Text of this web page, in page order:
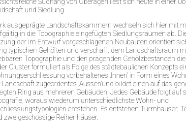
und Siedlung.
ausgeprägte Landschaftskammern wechseln sich hier mit
in die Topographie eingefügten Siedlungsräumen ab.
der im Entwurf vorgeschlagenen Neubauten orientiert
typischen Gehöften und verschafft dem Landschaftsraum
Topographie und den prägenden Gehölzbeständen die
Cluster formuliert als Folge des städtebaulichen Konzepts
vorbehaltenes ‚Innen’ in Form eines
Landschaft zugeordentes ‚Aussen’und bildet einen auf das
Ring aus mehreren Gebäuden. Jedes Gebäude folgt auf
woraus wiederum unterschiedlichste Wohn- und
entstehen. Es entstehen Turmhäuser,
zweigeschossige Reihenhäuser.